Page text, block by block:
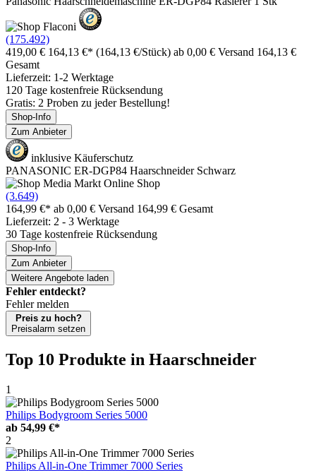
(175.492)
419,00 € 164,13 €* (164,13 €/Stück) ab 0,00 € Versand 164,13 €
Gesamt
Lieferzeit: 1-2 Werktage
120 Tage kostenfreie Rücksendung
Gratis: 2 Proben zu jeder Bestellung!
Shop-Info
Zum Anbieter
inklusive Käuferschutz
PANASONIC ER-DGP84 Haarschneider Schwarz
(3.649)
164,99 €* ab 0,00 € Versand 164,99 € Gesamt
Lieferzeit: 2 - 3 Werktage
30 Tage kostenfreie Rücksendung
Shop-Info
Zum Anbieter
Weitere Angebote laden
Fehler entdeckt?
Fehler melden
Preis zu hoch?
Preisalarm setzen
Top 10 Produkte in Haarschneider
1
Philips Bodygroom Series 5000
ab 54,99 €*
2
Philips All-in-One Trimmer 7000 Series